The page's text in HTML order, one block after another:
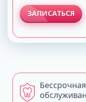
ЗАПИСАТЬСЯ